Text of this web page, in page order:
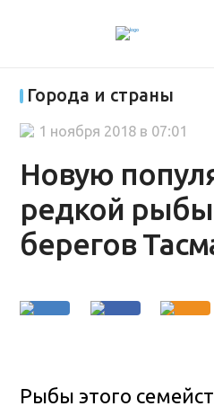
Города и страны
Новую
редкой
берегов
1 ноября 2018 в 07:01
Рыбы этого